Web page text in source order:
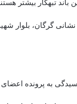
باند تبهکار بیشتر
گرگان، بلوار شهید
به پرونده